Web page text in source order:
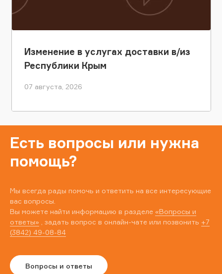
Изменение в услугах доставки в/из
Республики Крым
07 августа, 2026
Есть вопросы или нужна
помощь?
Мы всегда рады помочь и ответить на все интересующие
вас вопросы.
Вы можете найти информацию в разделе «Вопросы и
ответы» , задать вопрос в онлайн-чате или позвонить +7
(3842) 49-08-84
Вопросы и ответы